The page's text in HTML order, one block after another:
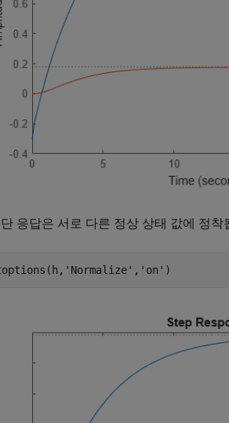
응답은 서로 다른 정상 상태 값에 정
'Normalize' , 'on' )